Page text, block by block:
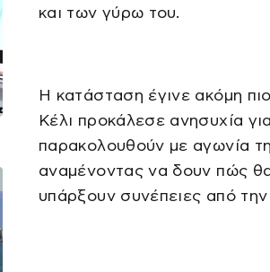
και των γύρω του.
Η κατάσταση έγινε ακόμη
Κέλι προκάλεσε ανησυχία
παρακολουθούν με αγωνία
αναμένοντας να δουν πώς
υπάρξουν συνέπειες από